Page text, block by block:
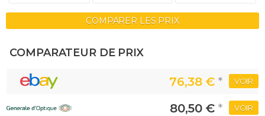
COMPARER LES PRIX
COMPARATEUR DE PRIX
76,38 € * VOIR
80,50 € * VOIR